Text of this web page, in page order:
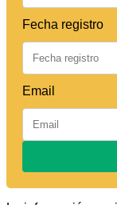
Fecha registro
Email